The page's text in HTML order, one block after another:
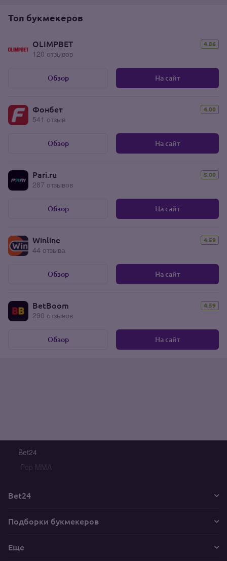
Топ букмекеров
OLIMPBET
120 отзывов
4.86
Обзор На сайт
Фонбет
541 отзыв
4.00
Обзор На сайт
Pari.ru
287 отзывов
5.00
Обзор На сайт
Winline
44 отзыва
4.59
Обзор На сайт
BetBoom
290 отзывов
4.59
Обзор На сайт
Bet24
Pop MMA
Bet24
Подборки букмекеров
Еще